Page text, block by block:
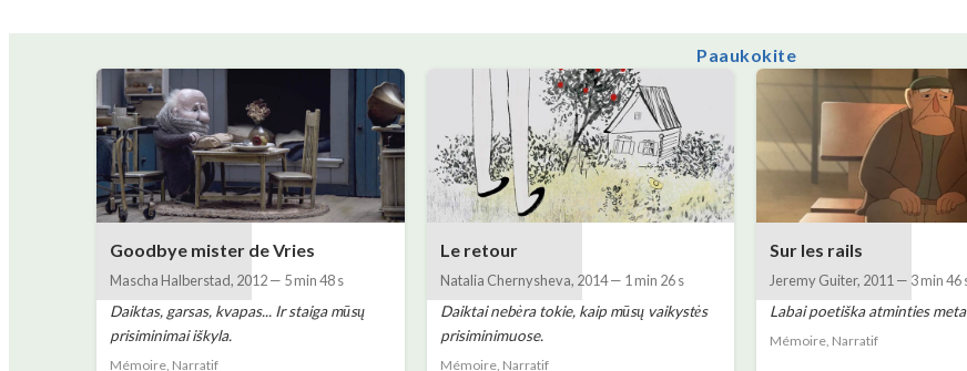
Paaukokite
Goodbye mister de Vries
Mascha Halberstad, 2012— 5 min 48 s
Daiktas, garsas, kvapas... Ir staiga mūsų
prisiminimai iškyla.
Mémoire, Narratif
Le retour
Natalia Chernysheva, 2014— 1 min 26 s
Daiktai nebėra tokie, kaip mūsų vaikystės
prisiminimuose.
Mémoire, Narratif
Sur les rails
Jeremy Guiter, 2011 — 3 min 46
Labai poetiška atminties
Mémoire, Narratif